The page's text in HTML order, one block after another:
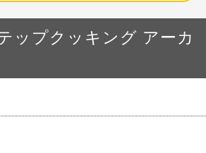
ップクッキング アーカ